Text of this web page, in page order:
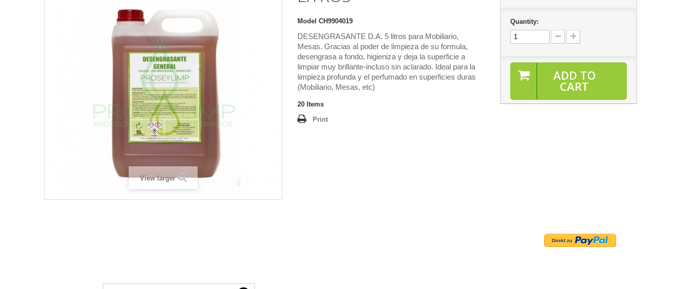
View larger
Model CH9904019
DESENGRASANTE D.A. 5 litros para Mobiliario,
Mesas. Gracias al poder de limpieza de su formula,
desengrasa a fondo, higieniza y deja la superficie a
limpiar muy brillante-incluso sin aclarado. Ideal para la
limpieza profunda y el perfumado en superficies duras
(Mobiliario, Mesas, etc)
20 Items
Print
Quantity:
ADD TO
CART